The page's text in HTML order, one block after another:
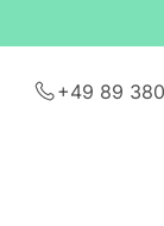
+49 89